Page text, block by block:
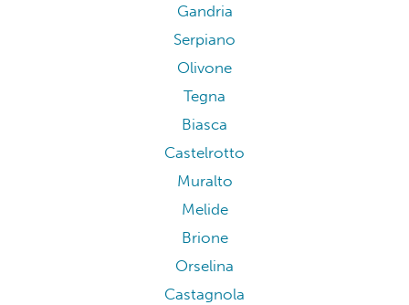
Gandria
Serpiano
Olivone
Tegna
Biasca
Castelrotto
Muralto
Melide
Brione
Orselina
Castagnola